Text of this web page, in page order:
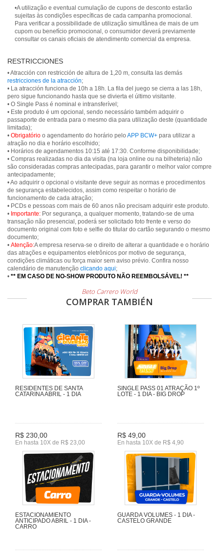
•A utilização e eventual cumulação de cupons de desconto estarão
sujeitas às condições específicas de cada campanha promocional.
Para verificar a possibilidade de utilização simultânea de mais de um
cupom ou benefício promocional, o consumidor deverá previamente
consultar os canais oficiais de atendimento comercial da empresa.
RESTRICCIONES
• Atracción con restricción de altura de 1,20 m, consulta las demás
restricciones de la atracción;
• La atracción funciona de 10h a 18h. La fila del juego se cierra a las 18h,
pero sigue funcionando hasta que se divierta el último visitante.
• O Single Pass é nominal e intransferível;
• Este produto é um opcional, sendo necessário também adquirir o
passaporte de entrada para o mesmo dia para utilização deste (quantidade
limitada);
• Obrigatório o agendamento do horário pelo APP BCW+ para utilizar a
atração no dia e horário escolhido;
• Horários de agendamentos 10:15 até 17:30. Conforme disponibilidade;
• Compras realizadas no dia da visita (na loja online ou na bilheteria) não
são consideradas compras antecipadas, para garantir o melhor valor compre
antecipadamente;
• Ao adquirir o opcional o visitante deve seguir as normas e procedimentos
de segurança estabelecidos, assim como respeitar o horário de
funcionamento de cada atração;
• PCDs e pessoas com mais de 60 anos não precisam adquirir este produto.
• Importante: Por segurança, a qualquer momento, tratando-se de uma
transação não presencial, poderá ser solicitado foto frente e verso do
documento original com foto e selfie do titular do cartão segurando o mesmo
documento;
• Atenção:A empresa reserva-se o direito de alterar a quantidade e o horário
das atrações e equipamentos eletrônicos por motivo de segurança,
condições climáticas ou força maior sem aviso prévio. Confira nosso
calendário de manutenção clicando aqui;
• ** EM CASO DE NO-SHOW PRODUTO NÃO REEMBOLSÁVEL! **
Beto Carrero World
COMPRAR TAMBIÉN
RESIDENTES DE SANTA
CATARINA ABRIL - 1 DIA
R$ 230,00
En hasta 10X de R$ 23,00
SINGLE PASS 01 ATRAÇÃO 1º
LOTE - 1 DIA - BIG DROP
R$ 49,00
En hasta 10X de R$ 4,90
ESTACIONAMIENTO
ANTICIPADO ABRIL - 1 DIA -
CARRO
GUARDA VOLUMES - 1 DIA -
CASTELO GRANDE